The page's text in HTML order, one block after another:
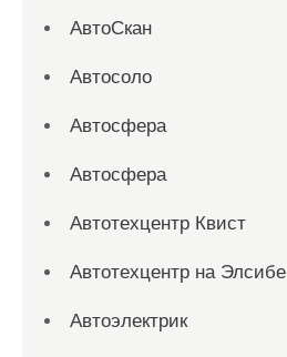
АвтоСкан
Автосоло
Автосфера
Автосфера
Автотехцентр Квист
Автотехцентр на Элсибе
Автоэлектрик